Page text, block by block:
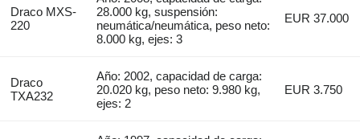
Draco MXS-
220
28.000 kg, suspensión:
neumática/neumática, peso neto:
8.000 kg, ejes: 3
EUR 37.000
Draco
TXA232
Año: 2002, capacidad de carga:
20.020 kg, peso neto: 9.980 kg,
ejes: 2
EUR 3.750